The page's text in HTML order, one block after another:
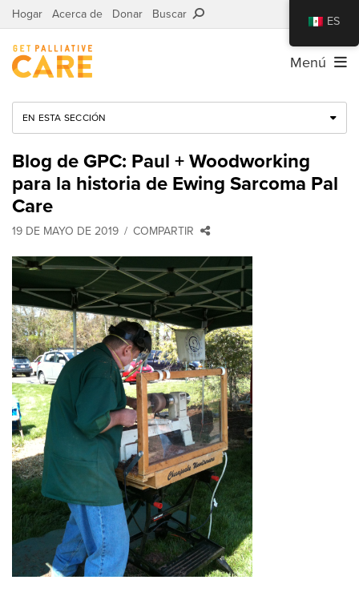
Hogar Acerca de Donar Buscar
Menú
EN ESTA SECCIÓN
Blog de GPC: Paul + Woodworking
para la historia de Ewing Sarcoma Pal
Care
19 DE MAYO DE 2019 COMPARTIR
ES